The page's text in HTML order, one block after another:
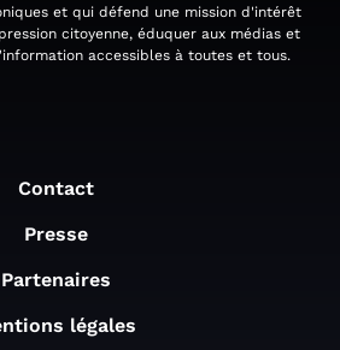
et qui défend une mission d'intérêt
citoyenne, éduquer aux médias et
accessibles à toutes et tous.
Contact
Presse
Partenaires
légales